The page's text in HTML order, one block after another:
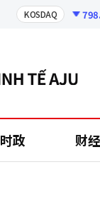
KOSDAQ 798.8
时政 财经